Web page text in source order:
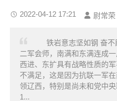
2022-04-12 17:21 尉常荣
铁岩意志坚如钢 奋
二军会师，南满和东满连成
西进、东扩具有战略性质的
不满足，这是因为抗联一军
领辽西，特别是尚未和党中
1...